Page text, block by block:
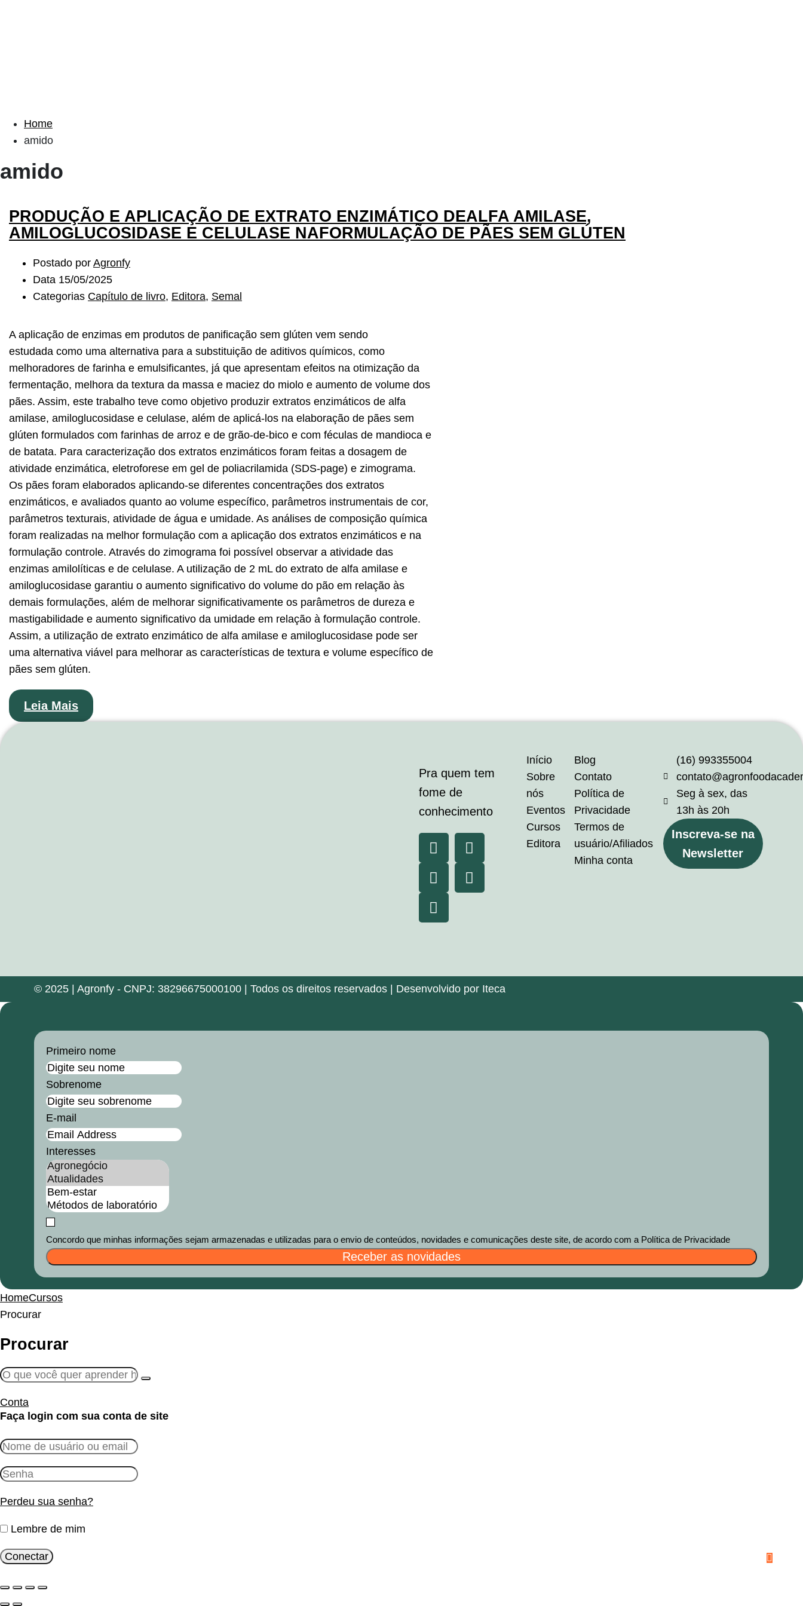
Home
amido
amido
PRODUÇÃO E APLICAÇÃO DE EXTRATO ENZIMÁTICO DEALFA AMILASE,
AMILOGLUCOSIDASE E CELULASE NAFORMULAÇÃO DE PÃES SEM GLÚTEN
Postado por Agronfy
Data 15/05/2025
Categorias Capítulo de livro, Editora, Semal
A aplicação de enzimas em produtos de panificação sem glúten vem sendo
estudada como uma alternativa para a substituição de aditivos químicos, como
melhoradores de farinha e emulsificantes, já que apresentam efeitos na otimização da
fermentação, melhora da textura da massa e maciez do miolo e aumento de volume dos
pães. Assim, este trabalho teve como objetivo produzir extratos enzimáticos de alfa
amilase, amiloglucosidase e celulase, além de aplicá-los na elaboração de pães sem
glúten formulados com farinhas de arroz e de grão-de-bico e com féculas de mandioca e
de batata. Para caracterização dos extratos enzimáticos foram feitas a dosagem de
atividade enzimática, eletroforese em gel de poliacrilamida (SDS-page) e zimograma.
Os pães foram elaborados aplicando-se diferentes concentrações dos extratos
enzimáticos, e avaliados quanto ao volume específico, parâmetros instrumentais de cor,
parâmetros texturais, atividade de água e umidade. As análises de composição química
foram realizadas na melhor formulação com a aplicação dos extratos enzimáticos e na
formulação controle. Através do zimograma foi possível observar a atividade das
enzimas amilolíticas e de celulase. A utilização de 2 mL do extrato de alfa amilase e
amiloglucosidase garantiu o aumento significativo do volume do pão em relação às
demais formulações, além de melhorar significativamente os parâmetros de dureza e
mastigabilidade e aumento significativo da umidade em relação à formulação controle.
Assim, a utilização de extrato enzimático de alfa amilase e amiloglucosidase pode ser
uma alternativa viável para melhorar as características de textura e volume específico de
pães sem glúten.
Leia Mais
Pra quem tem
fome de
conhecimento
Início
Sobre
nós
Eventos
Cursos
Editora
Blog
Contato
Política de
Privacidade
Termos de
usuário/Afiliados
Minha conta
(16) 993355004
Seg à sex, das
13h às 20h
Inscreva-se na
Newsletter
© 2025 | Agronfy - CNPJ: 38296675000100 | Todos os direitos reservados | Desenvolvido por Iteca
Primeiro nome
Sobrenome
E-mail
Interesses
Concordo que minhas informações sejam armazenadas e utilizadas para o envio de conteúdos, novidades e comunicações deste site, de acordo com a Política de Privacidade
Receber as novidades
HomeCursos
Procurar
Procurar
Conta
Faça login com sua conta de site
Perdeu sua senha?
Lembre de mim